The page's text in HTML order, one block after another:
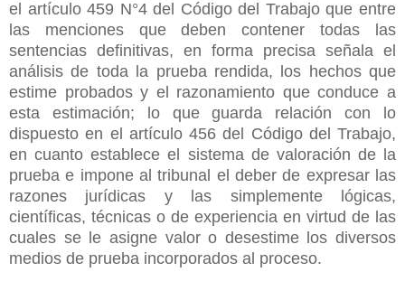
el artículo 459 N°4 del Código del Trabajo que entre
las menciones que deben contener todas las
sentencias definitivas, en forma precisa señala el
análisis de toda la prueba rendida, los hechos que
estime probados y el razonamiento que conduce a
esta estimación; lo que guarda relación con lo
dispuesto en el artículo 456 del Código del Trabajo,
en cuanto establece el sistema de valoración de la
prueba e impone al tribunal el deber de expresar las
razones jurídicas y las simplemente lógicas,
científicas, técnicas o de experiencia en virtud de las
cuales se le asigne valor o desestime los diversos
medios de prueba incorporados al proceso.